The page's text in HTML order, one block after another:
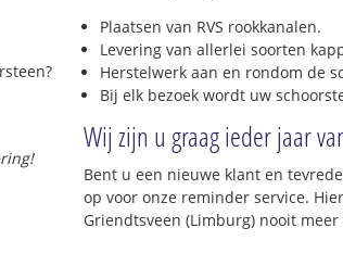
Plaatsen van RVS rookkanalen.
Levering van allerlei soorten
Herstelwerk aan en rondom de
Bij elk bezoek wordt uw
Wij zijn u graag ieder jaar
Bent u een nieuwe klant en
op voor onze reminder service.
Griendtsveen (Limburg) nooit meer